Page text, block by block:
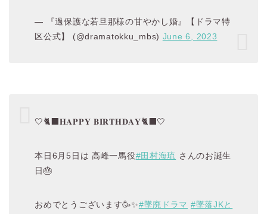
— 『過保護な若旦那様の甘やかし婚』【ドラマ特
区公式】 (@dramatokku_mbs) June 6, 2023
🤍🐈‍⬛𝐇𝐀𝐏𝐏𝐘 𝐁𝐈𝐑𝐓𝐇𝐃𝐀𝐘🐈‍⬛🤍
本日6月5日は 高峰一馬役#田村海琉 さんのお誕生
日🎂
おめでとうございます🥳✨#墜廃ドラマ #墜落JKと